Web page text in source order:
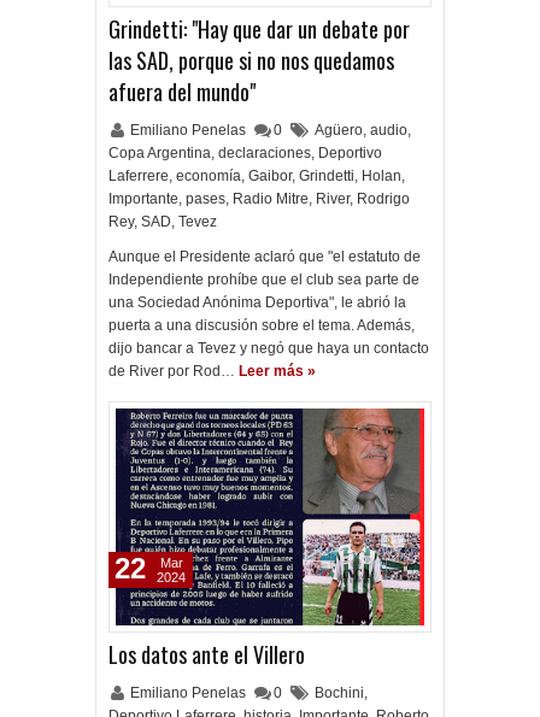
Grindetti: "Hay que dar un debate por
las SAD, porque si no nos quedamos
afuera del mundo"
Emiliano Penelas 0 Agüero, audio,
Copa Argentina, declaraciones, Deportivo
Laferrere, economía, Gaibor, Grindetti, Holan,
Importante, pases, Radio Mitre, River, Rodrigo
Rey, SAD, Tevez
Aunque el Presidente aclaró que "el estatuto de
Independiente prohíbe que el club sea parte de
una Sociedad Anónima Deportiva", le abrió la
puerta a una discusión sobre el tema. Además,
dijo bancar a Tevez y negó que haya un contacto
de River por Rod… Leer más »
Los datos ante el Villero
Emiliano Penelas 0 Bochini,
22
Mar
2024